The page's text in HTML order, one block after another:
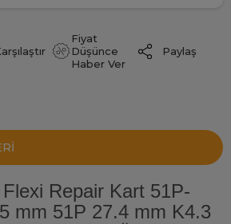
Fiyat
Düşünce
Haber Ver
Paylaş
Repair Kart 51P-
mm 51P 27.4 mm K4.3